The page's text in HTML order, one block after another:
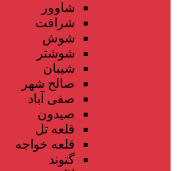
شاوور
شرافت
شوش
شوشتر
شیبان
صالح شهر
صفی آباد
صیدون
قلعه تل
قلعه خواجه
گتوند